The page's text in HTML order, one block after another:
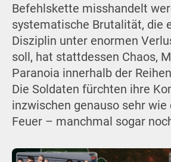
Befehlskette misshandelt
systematische Brutalität, die
Disziplin unter enormen
soll, hat stattdessen Chaos,
Paranoia innerhalb der
Die Soldaten fürchten ihre
inzwischen genauso sehr wie
Feuer – manchmal sogar